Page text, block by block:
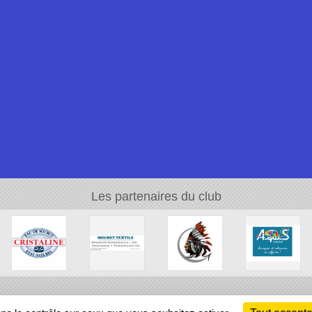
Les partenaires du club